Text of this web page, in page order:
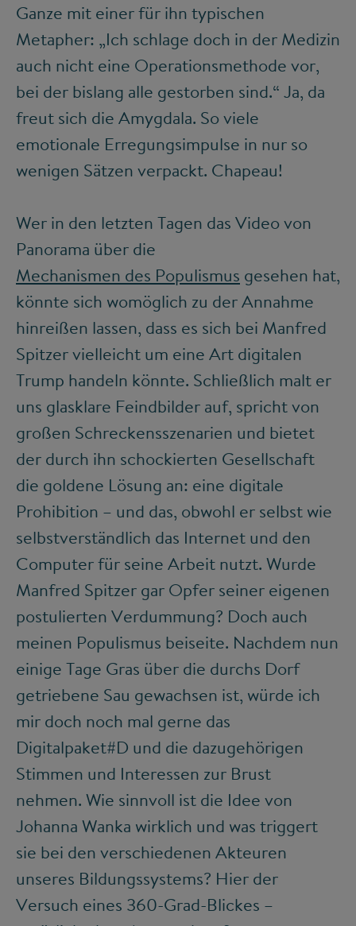
Ganze mit einer für ihn typischen
Metapher: „Ich schlage doch in der Medizin
auch nicht eine Operationsmethode vor,
bei der bislang alle gestorben sind.“ Ja, da
freut sich die Amygdala. So viele
emotionale Erregungsimpulse in nur so
wenigen Sätzen verpackt. Chapeau!
Wer in den letzten Tagen das Video von
Panorama über die
Mechanismen des Populismus gesehen hat,
könnte sich womöglich zu der Annahme
hinreißen lassen, dass es sich bei Manfred
Spitzer vielleicht um eine Art digitalen
Trump handeln könnte. Schließlich malt er
uns glasklare Feindbilder auf, spricht von
großen Schreckensszenarien und bietet
der durch ihn schockierten Gesellschaft
die goldene Lösung an: eine digitale
Prohibition – und das, obwohl er selbst wie
selbstverständlich das Internet und den
Computer für seine Arbeit nutzt. Wurde
Manfred Spitzer gar Opfer seiner eigenen
postulierten Verdummung? Doch auch
meinen Populismus beiseite. Nachdem nun
einige Tage Gras über die durchs Dorf
getriebene Sau gewachsen ist, würde ich
mir doch noch mal gerne das
Digitalpaket#D und die dazugehörigen
Stimmen und Interessen zur Brust
nehmen. Wie sinnvoll ist die Idee von
Johanna Wanka wirklich und was triggert
sie bei den verschiedenen Akteuren
unseres Bildungssystems? Hier der
Versuch eines 360-Grad-Blickes –